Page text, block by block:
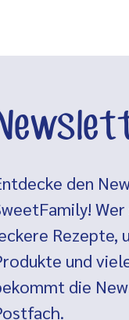
den
Rezepte,
und
die